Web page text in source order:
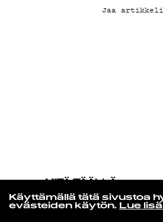
Käyttämällä tätä sivustoa
evästeiden käytön. Lue
MITÄ TÄÄLLÄ
Sofia Kourtesis
Habla Con Ella
Jaa artikkeli